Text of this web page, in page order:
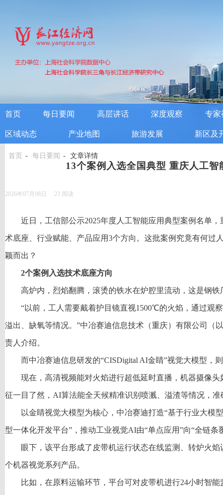
首页 每日要闻 高层讲话 深度观察 专家
区域动态 产业地图 旅游发展 新区及
首页 每日要闻 文章详情
13个案例入选全国典型 重庆人工智
2026年07月08日 23 阅读
近日，工信部公示2025年度人工智能应用典型案例名单
术底座、行业赋能、产品应用3个方向。这批案例究竟有何过
颖而出？
2个案例入选技术底座方向
高炉内，烈焰翻腾，滚烫的铁水在炉腔里流动，这是钢铁
“以前，工人需要戴着护目镜直视1500℃的火焰，通过观
溢出、缺氧等情况。”中冶赛迪信息技术（重庆）有限公司（
责人介绍。
而中冶赛迪信息研发的“CISDigital AI金睛”视觉大模型，
现在，高清视频能对火焰进行超低延时直播，机器摄像头
征一目了然，AI算法能全天候精准识别喷溅、溢渣等情况，准
以金睛视觉大模型为核心，中冶赛迪打造“基于行业大模
型一体化开发平台”，推动工业视觉AI由“单点应用”向“全链条
眼下，该平台形成了皮带机运行状态在线监测、转炉火
个机器视觉系列产品。
比如，在原料运输环节，平台可对皮带机进行24小时智